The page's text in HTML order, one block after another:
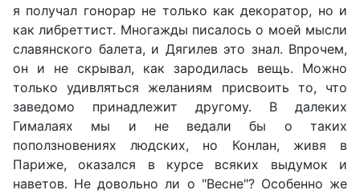
я получал гонорар не только как декоратор, но и
как либреттист. Многажды писалось о моей мысли
славянского балета, и Дягилев это знал. Впрочем,
он и не скрывал, как зародилась вещь. Можно
только удивляться желаниям присвоить то, что
заведомо принадлежит другому. В далеких
Гималаях мы и не ведали бы о таких
поползновениях людских, но Конлан, живя в
Париже, оказался в курсе всяких выдумок и
наветов. Не довольно ли о "Весне"? Особенно же